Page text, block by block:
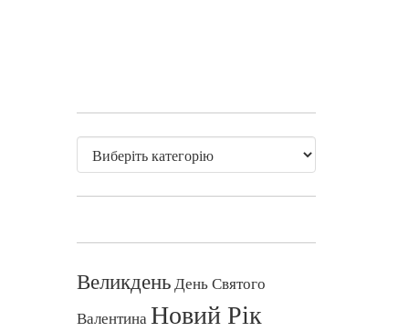
ВеликденьДень Святого
ВалентинаНовий Рік